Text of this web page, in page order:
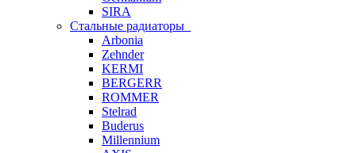
SIRA
Стальные радиаторы
Arbonia
Zehnder
KERMI
BERGERR
ROMMER
Stelrad
Buderus
Millennium